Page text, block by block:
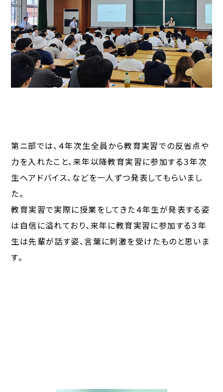
第ニ部では、４年次生全員から教育実習での反省点や
力を入れたこと、来年以降教育実習に参加する３年次
生へアドバイス、などを一人ずつ発表してもらいまし
た。
教育実習で実際に授業をしてきた４年生が発表する姿
は自信に溢れており、来年に教育実習に参加する３年
生は先輩が話す姿、言葉に刺激を受けたものと思いま
す。